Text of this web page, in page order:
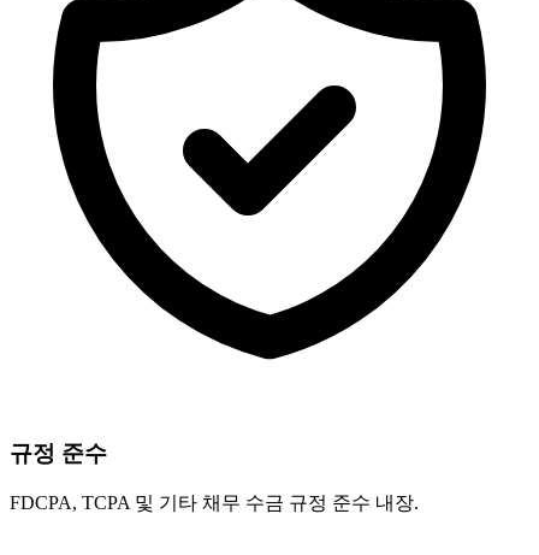
규정 준수
FDCPA, TCPA 및 기타 채무 수금 규정 준수 내장.